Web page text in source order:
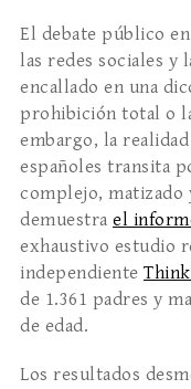
El debate público
las redes sociales y
encallado en una
prohibición total o
embargo, la
españoles transita
complejo, matizado
demuestra el
exhaustivo estudio
independiente
de 1.361 padres y
de edad.
Los resultados